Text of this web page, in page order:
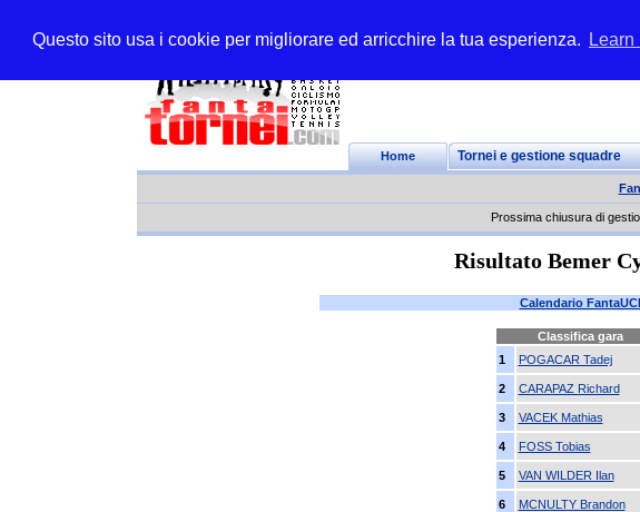
Questo sito usa i cookie per migliorare ed arricchire la tua esperienza. Learn
Home Tornei e gestione squadre
Prossima chiusura di
Risultato Bemer
Calendario FantaUCI
Classifica gara
1
POGACAR Tadej
2 CARAPAZ Richard
3 VACEK Mathias
4 FOSS Tobias
5 VAN WILDER Ilan
6 MCNULTY Brandon